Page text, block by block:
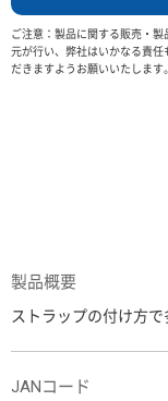
ご注意：製品に関する販売・
元が行い、弊社はいかなる責
だきますようお願いいたします。
製品概要
ストラップの付け方
JANコード